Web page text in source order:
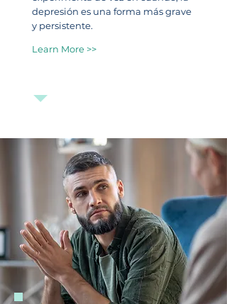
depresión es una forma más grave
y persistente.
Learn More >>